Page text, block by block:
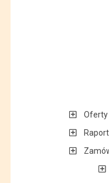
Oferty